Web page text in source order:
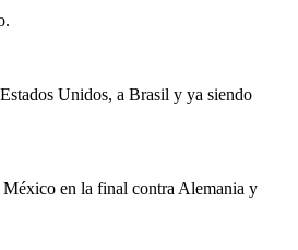
Unidos, a Brasil y ya siendo
en la final contra Alemania y